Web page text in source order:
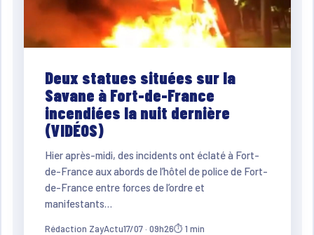
Deux statues situées sur la
Savane à Fort-de-France
incendiées la nuit dernière
(VIDÉOS)
Hier après-midi, des incidents ont éclaté à Fort-
de-France aux abords de l’hôtel de police de Fort-
de-France entre forces de l’ordre et
manifestants…
Rédaction ZayActu17/07 · 09h26⏱ 1 min